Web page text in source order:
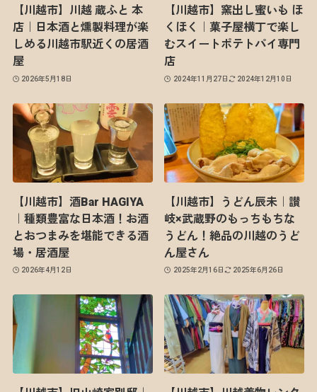
【川越市】川越 蔵ふと 本
店｜日本酒と燻製料理が楽
しめる川越市駅近くの居酒
屋
2026年5月18日
【川越市】窯出し蜜いも ほ
くほく｜菓子屋横丁で楽し
むスイートポテトパイ専門
店
2024年11月27日 2024年12月10日
【川越市】酒Bar HAGIYA
｜種類豊富な日本酒！お酒
とおつまみを堪能できる酒
場・居酒屋
2026年4月12日
【川越市】うどん辰未｜讃
岐×武蔵野のもっちもちな
うどん！絶品の川越のうど
ん屋さん
2025年2月16日 2025年6月26日